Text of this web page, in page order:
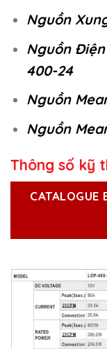
Nguồn
Nguồn
400-24
Nguồn
Nguồn
Thông số kỹ
CATALOGUE